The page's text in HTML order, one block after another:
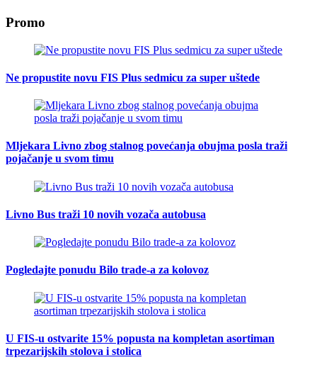
Promo
Ne propustite novu FIS Plus sedmicu za super uštede
Mljekara Livno zbog stalnog povećanja obujma posla traži
pojačanje u svom timu
Livno Bus traži 10 novih vozača autobusa
Pogledajte ponudu Bilo trade-a za kolovoz
U FIS-u ostvarite 15% popusta na kompletan asortiman
trpezarijskih stolova i stolica